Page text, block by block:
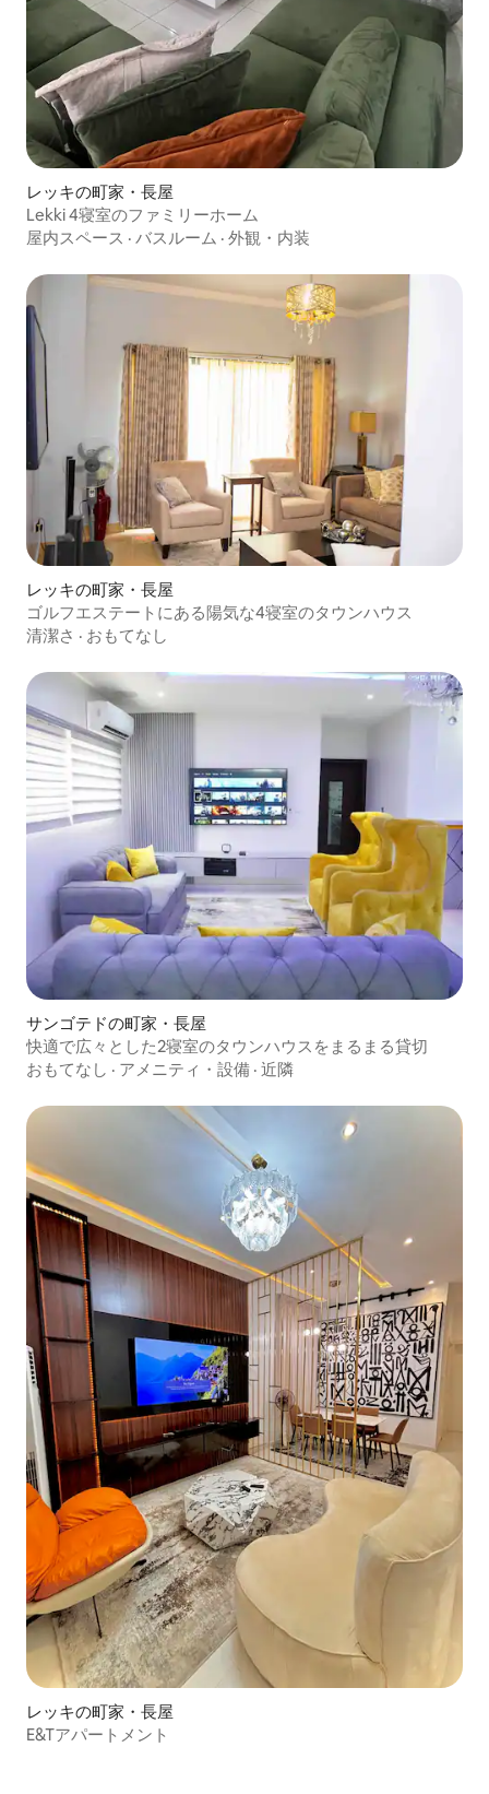
レッキの町家・長屋
Lekki 4寝室のファミリーホーム
屋内スペース · バスルーム · 外観・内装
レッキの町家・長屋
ゴルフエステートにある陽気な4寝室のタウンハウス
清潔さ · おもてなし
サンゴテドの町家・長屋
快適で広々とした2寝室のタウンハウスをまるまる貸切
おもてなし · アメニティ・設備 · 近隣
レッキの町家・長屋
E&Tアパートメント